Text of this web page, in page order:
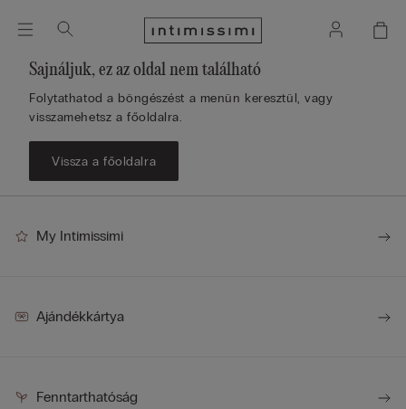
Sajnáljuk, ez az oldal nem található
Folytathatod a böngészést a menün keresztül, vagy
visszamehetsz a főoldalra.
Vissza a főoldalra
My Intimissimi
Ajándékkártya
Fenntarthatóság